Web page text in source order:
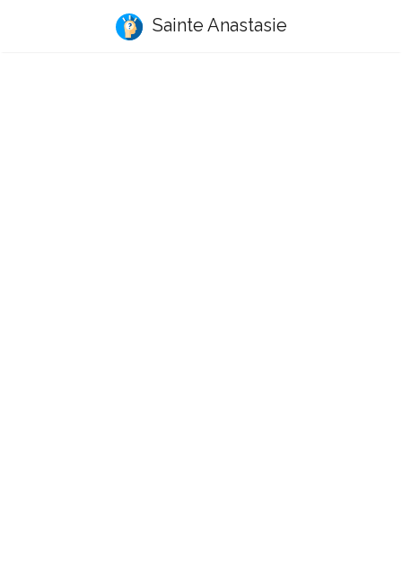
Sainte Anastasie